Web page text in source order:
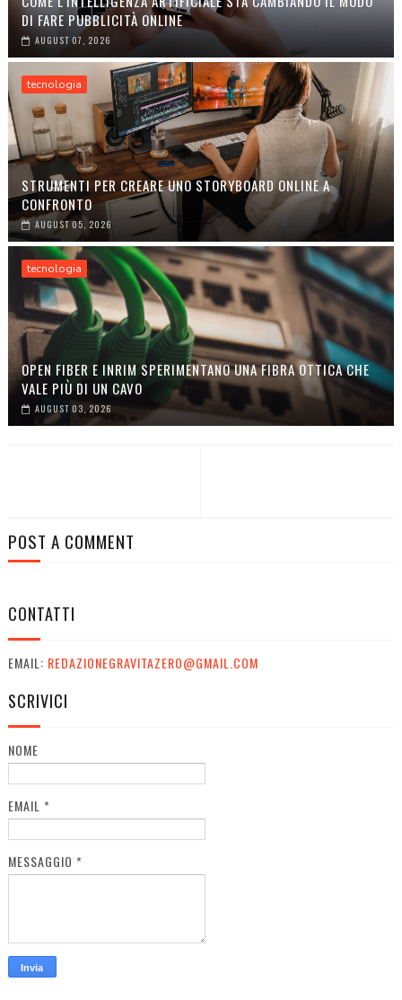
DI FARE PUBBLICITÀ ONLINE
AUGUST 07, 2026
tecnologia
STRUMENTI PER CREARE UNO STORYBOARD ONLINE A
CONFRONTO
AUGUST 05, 2026
tecnologia
OPEN FIBER E INRIM SPERIMENTANO UNA FIBRA OTTICA CHE
VALE PIÙ DI UN CAVO
AUGUST 03, 2026
POST A COMMENT
CONTATTI
EMAIL: REDAZIONEGRAVITAZERO@GMAIL.COM
SCRIVICI
NOME
EMAIL *
MESSAGGIO *